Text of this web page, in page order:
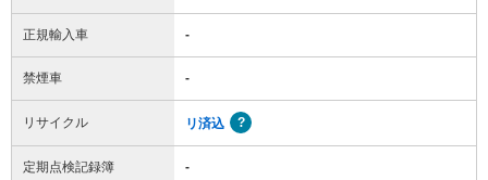
正規輸入車 -
禁煙車 -
リサイクル リ済込
定期点検記録簿 -